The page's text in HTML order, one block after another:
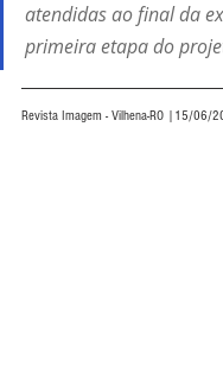
atendidas ao final da
primeira etapa do
Revista Imagem - Vilhena-RO |15/06/